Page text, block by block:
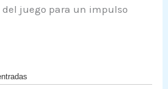
juego para un impulso